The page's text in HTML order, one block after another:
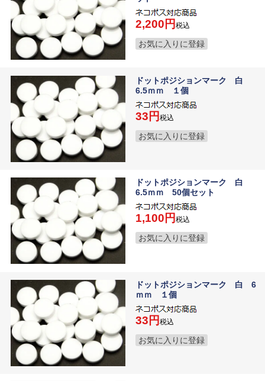
2,200 税込
お気に入りに登録
ドットポジションマーク 白
6.5ｍｍ １個
33 税込
お気に入りに登録
ドットポジションマーク 白
6.5ｍｍ 50個セット
1,100 税込
お気に入りに登録
ドットポジションマーク 白 6
ｍｍ １個
33 税込
お気に入りに登録